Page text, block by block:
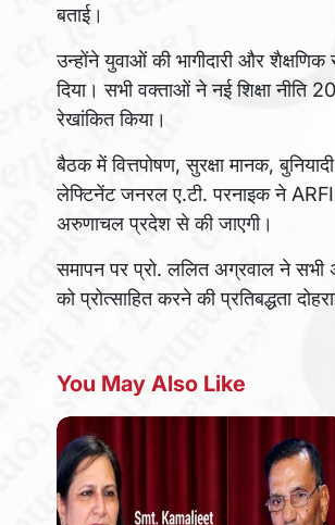
बताई।
उन्होंने युवाओं की भागीदारी और
दिया। सभी वक्ताओं ने नई शिक्षा
रेखांकित किया।
बैठक में वित्तपोषण, सुरक्षा मानक,
लेफ्टिनेंट जनरल ए.टी. परनाइक ने
अरुणाचल प्रदेश से की जाएगी।
समापन पर प्रो. ललित अग्रवाल ने सभी
को प्रोत्साहित करने की प्रतिबद्धता
You May Also Like